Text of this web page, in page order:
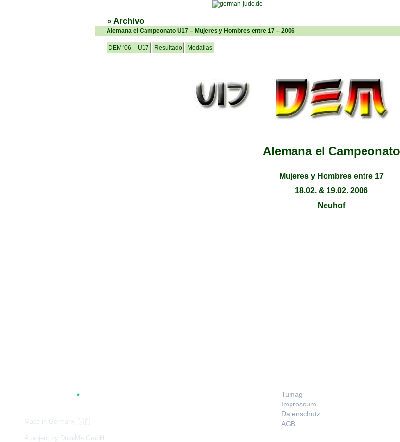
» Archivo
Alemana el Campeonato U17 – Mujeres y Hombres entre 17 – 2006
DEM '06 – U17 Resultado Medallas
Alemana el Campeonato
Mujeres y Hombres entre 17
18.02. & 19.02. 2006
Neuhof
.
Made in Germany 🇩🇪
A project by DokuMe GmbH
Tumag
Impressum
Datenschutz
AGB